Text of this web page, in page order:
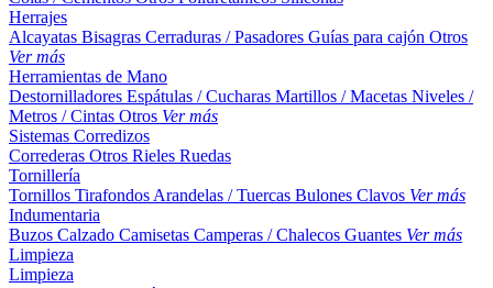
Herrajes
Alcayatas Bisagras Cerraduras / Pasadores Guías para cajón Otros
Ver más
Herramientas de Mano
Destornilladores Espátulas / Cucharas Martillos / Macetas Niveles /
Metros / Cintas Otros Ver más
Sistemas Corredizos
Correderas Otros Rieles Ruedas
Tornillería
Tornillos Tirafondos Arandelas / Tuercas Bulones Clavos Ver más
Indumentaria
Buzos Calzado Camisetas Camperas / Chalecos Guantes Ver más
Limpieza
Limpieza